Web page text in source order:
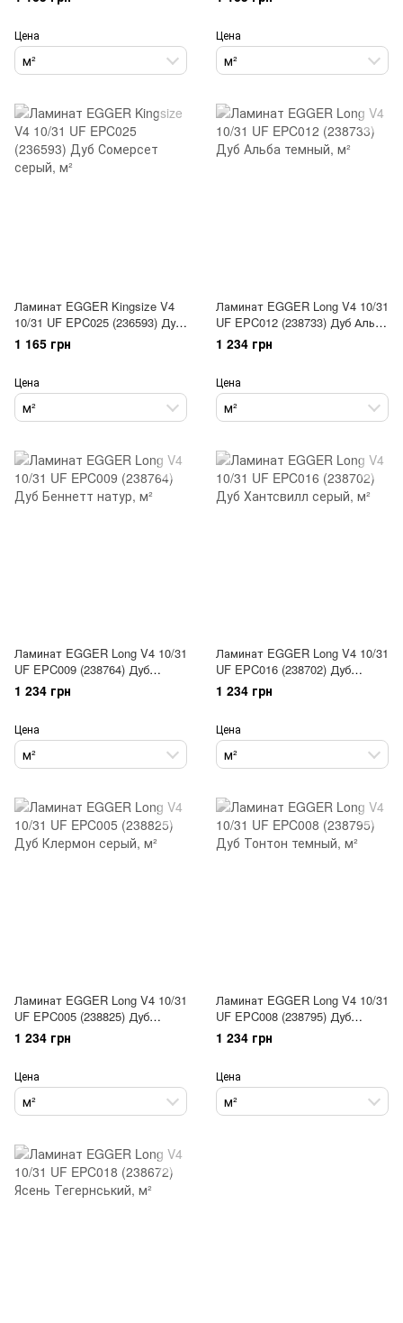
Цена
м²
Цена
м²
Ламинат EGGER Kingsize V4
10/31 UF EPC025 (236593) Дуб
Сомерсет серый
1 165 грн
Цена
м²
Ламинат EGGER Long V4 10/31
UF EPC012 (238733) Дуб Альба
темный
1 234 грн
Цена
м²
Ламинат EGGER Long V4 10/31
UF EPC009 (238764) Дуб
Беннетт натур
1 234 грн
Цена
м²
Ламинат EGGER Long V4 10/31
UF EPC016 (238702) Дуб
Хантсвилл серый
1 234 грн
Цена
м²
Ламинат EGGER Long V4 10/31
UF EPC005 (238825) Дуб
Клермон серый
1 234 грн
Цена
м²
Ламинат EGGER Long V4 10/31
UF EPC008 (238795) Дуб
Тонтон темный
1 234 грн
Цена
м²